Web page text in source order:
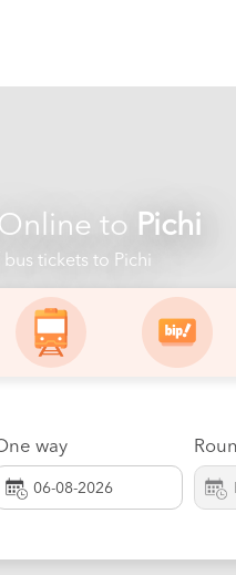
to Pichi
tickets to Pichi
way